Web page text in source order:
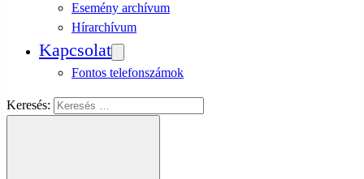
Esemény archívum
Hírarchívum
Kapcsolat
Fontos telefonszámok
Keresés: